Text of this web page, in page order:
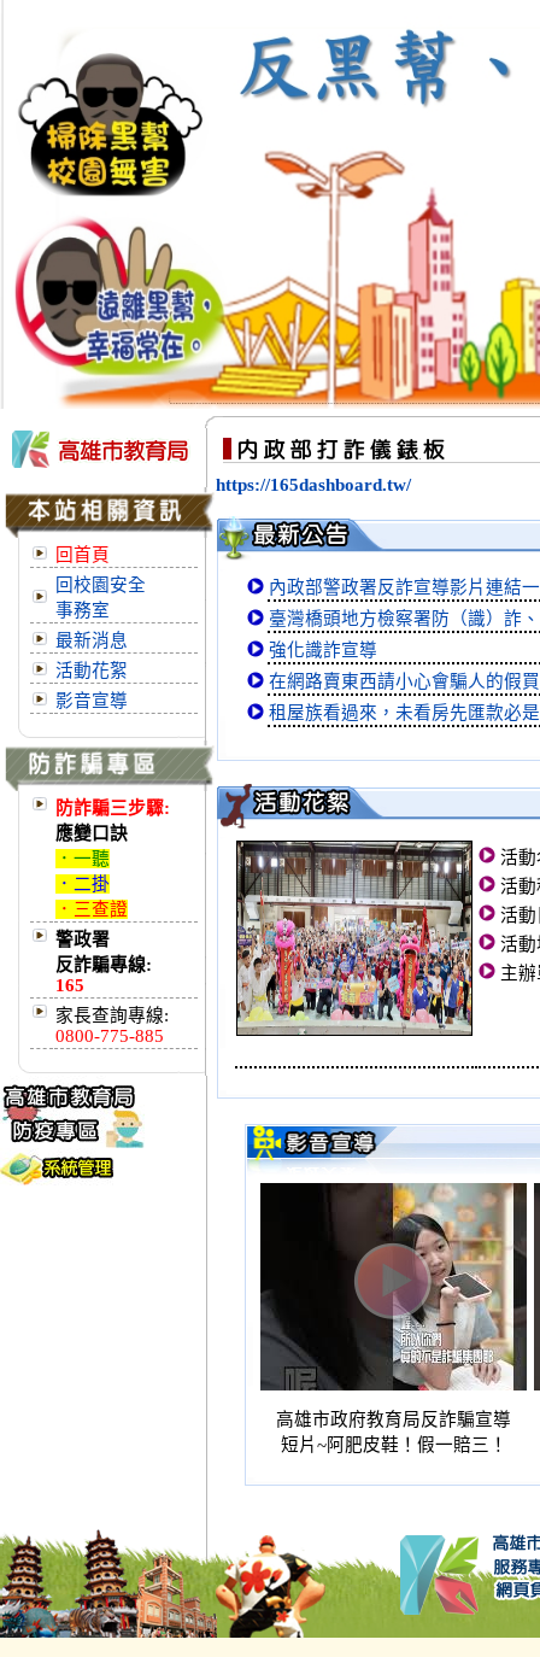
回首頁
回校園安全
事務室
最新消息
活動花絮
影音宣導
防詐騙三步驟:
應變口訣
．一聽
．二掛
．三查證
警政署
反詐騙專線:
165
家長查詢專線:
0800-775-885
https://165dashboard.tw/
內政部警政署反詐宣導影片連結
臺灣橋頭地方檢察署防（識）詐
強化識詐宣導
在網路賣東西請小心會騙人的假
租屋族看過來，未看房先匯款必
活動
活動
活動
活動
主
高雄市政府教育局反詐騙宣導
短片~阿肥皮鞋！假一賠三！